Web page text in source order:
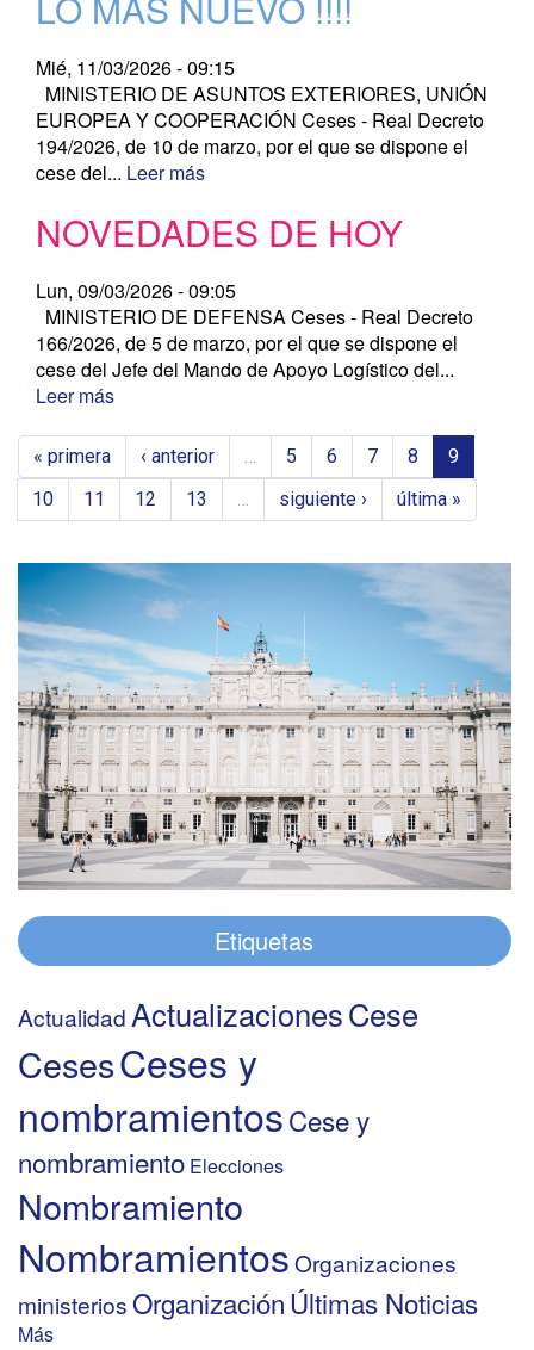
Mié, 11/03/2026 - 09:15
MINISTERIO DE ASUNTOS EXTERIORES, UNIÓN
EUROPEA Y COOPERACIÓN Ceses - Real Decreto
194/2026, de 10 de marzo, por el que se dispone el
cese del... Leer más
NOVEDADES DE HOY
Lun, 09/03/2026 - 09:05
MINISTERIO DE DEFENSA Ceses - Real Decreto
166/2026, de 5 de marzo, por el que se dispone el
cese del Jefe del Mando de Apoyo Logístico del...
Leer más
« primera ‹ anterior … 5 6 7 8
9
10
11 12 13 … siguiente › última »
Etiquetas
Actualidad ActualizacionesCese
CesesCeses y
nombramientosCese y
nombramiento Elecciones
Nombramiento
NombramientosOrganizaciones
ministeriosOrganizaciónÚltimas Noticias
Más